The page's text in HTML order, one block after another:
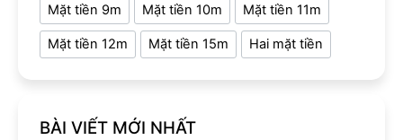
Mặt tiền 9m Mặt tiền 10m Mặt tiền 11m
Mặt tiền 12m Mặt tiền 15m Hai mặt tiền
BÀI VIẾT MỚI NHẤT